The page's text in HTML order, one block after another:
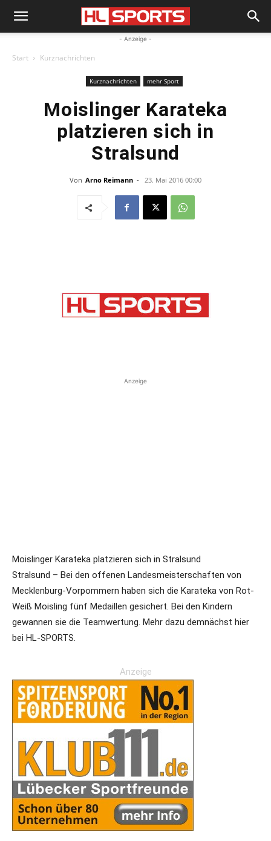
- Anzeige -
Start Kurznachrichten
Kurznachrichten mehr Sport
Moislinger Karateka
platzieren sich in
Stralsund
Von Arno Reimann - 23. Mai 2016 00:00
Anzeige
Moislinger Karateka platzieren sich in Stralsund
Stralsund – Bei den offenen Landesmeisterschaften von
Mecklenburg-Vorpommern haben sich die Karateka von Rot-
Weiß Moisling fünf Medaillen gesichert. Bei den Kindern
gewannen sie die Teamwertung. Mehr dazu demnächst hier
bei HL-SPORTS.
Anzeige